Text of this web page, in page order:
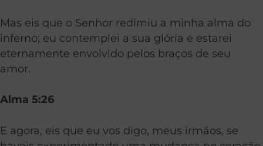
Mas eis que o Senhor redimiu a minha alma do
inferno; eu contemplei a sua glória e estarei
eternamente envolvido pelos braços de seu
amor.
Alma 5:26
E agora, eis que eu vos digo, meus irmãos, se